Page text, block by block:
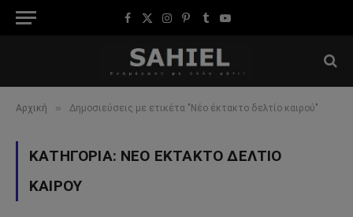
Facebook
X
Instagram
Pinterest
TumblrYouTube
Αρχική » Δημοσιεύσεις με ετικέτα "Νέο έκτακτο δελτίο καιρού"
ΚΑΤΗΓΟΡΊΑ: ΝΈΟ ΈΚΤΑΚΤΟ ΔΕΛΤΊΟ
ΚΑΙΡΟΎ